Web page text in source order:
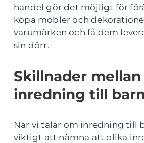
handel gör det möjligt för
köpa möbler och
varumärken och få dem
sin dörr.
Skillnader
inredning till
När vi talar om inredning till
viktigt att nämna att olika